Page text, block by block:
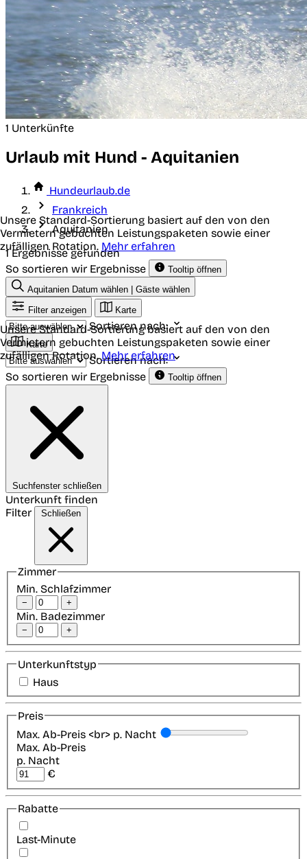
1 Unterkünfte
Urlaub mit Hund - Aquitanien
Hundeurlaub.de
Frankreich
Aquitanien
1 Ergebnisse gefunden
So sortieren wir Ergebnisse
Tooltip öffnen
Unsere Standard-Sortierung basiert auf den von den
Vermietern gebuchten Leistungspaketen sowie einer
zufälligen Rotation. Mehr erfahren
Aquitanien Datum wählen | Gäste wählen
Filter anzeigen
Karte
Sortieren nach:
Karte
Sortieren nach:
So sortieren wir Ergebnisse
Tooltip öffnen
Unsere Standard-Sortierung basiert auf den von den
Vermietern gebuchten Leistungspaketen sowie einer
zufälligen Rotation.Mehr erfahren
Suchfenster schließen
Unterkunft finden
Filter
Schließen
Zimmer
Min. Schlafzimmer
− +
Min. Badezimmer
− +
Unterkunftstyp
Haus
Preis
Max. Ab-Preis <br> p. Nacht
Max. Ab-Preis
p. Nacht
€
Rabatte
Last-Minute